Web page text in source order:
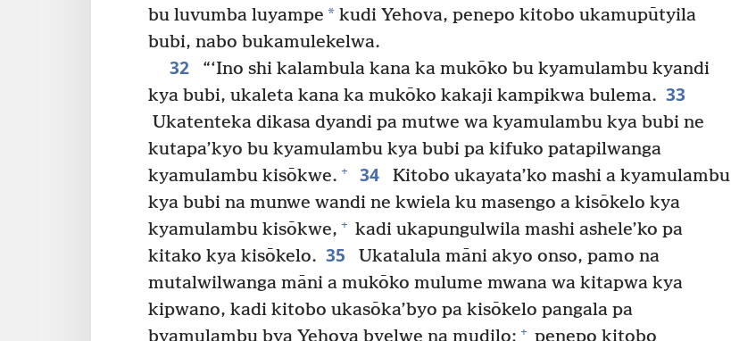
bu luvumba luyampe * kudi Yehova, penepo kitobo ukamupūtyila
bubi, nabo bukamulekelwa.
32
“‘Ino shi kalambula kana ka mukōko bu kyamulambu kyandi
kya bubi, ukaleta kana ka mukōko kakaji kampikwa bulema. 33
Ukatenteka dikasa dyandi pa mutwe wa kyamulambu kya bubi ne
kutapa’kyo bu kyamulambu kya bubi pa kifuko patapilwanga
kyamulambu kisōkwe. + 34
Kitobo ukayata’ko mashi a kyamulambu
kya bubi na munwe wandi ne kwiela ku masengo a kisōkelo kya
kyamulambu kisōkwe, + kadi ukapungulwila mashi ashele’ko pa
kitako kya kisōkelo. 35
Ukatalula māni akyo onso, pamo na
mutalwilwanga māni a mukōko mulume mwana wa kitapwa kya
kipwano, kadi kitobo ukasōka’byo pa kisōkelo pangala pa
byamulambu bya Yehova byelwe na mudilo; + penepo kitobo